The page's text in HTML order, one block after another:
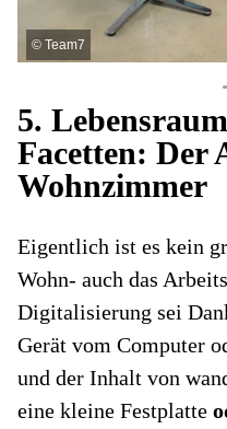
© Team7
5.
Facetten: Der
Wohnzimmer
Eigentlich ist es kein
Wohn- auch das
Digitalisierung sei
Gerät vom Computer
und der Inhalt von
eine kleine Festplatte